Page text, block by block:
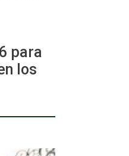
para
los